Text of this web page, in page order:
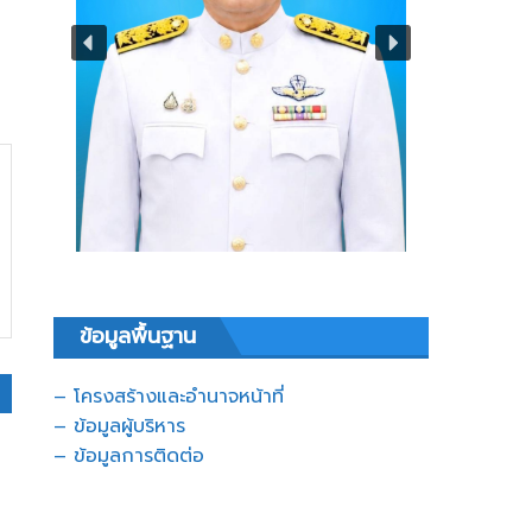
ข้อมูลพื้นฐาน
– โครงสร้างและอำนาจหน้าที่
– ข้อมูลผู้บริหาร
– ข้อมูลการติดต่อ